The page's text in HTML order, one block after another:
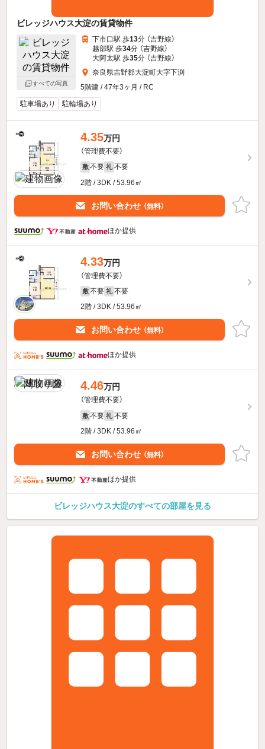
ビレッジハウス大淀の賃貸物件
すべての写真
下市口駅 歩13分 （吉野線）
越部駅 歩34分 （吉野線）
大阿太駅 歩35分 （吉野線）
奈良県吉野郡大淀町大字下渕
5階建 / 47年3ヶ月 / RC
駐車場あり
駐輪場あり
4.35万円
（管理費不要）
敷 不要 礼 不要
2階 / 3DK / 53.96㎡
お問い合わせ （無料）
ほか提供
4.33万円
（管理費不要）
敷 不要 礼 不要
2階 / 3DK / 53.96㎡
お問い合わせ （無料）
ほか提供
4.46万円
（管理費不要）
敷 不要 礼 不要
2階 / 3DK / 53.96㎡
お問い合わせ （無料）
ほか提供
ビレッジハウス大淀のすべての部屋を見る